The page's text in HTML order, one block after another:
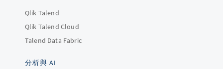
Qlik Talend
Qlik Talend Cloud
Talend Data Fabric
分析與 AI